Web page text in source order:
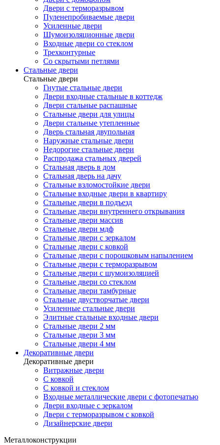
Двери с терморазрывом
Пуленепробиваемые двери
Усиленные двери
Шумоизоляционные двери
Входные двери со стеклом
Трехконтурные
Со скрытыми петлями
Стальные двери
Стальные двери
Гнутые стальные двери
Двери входные стальные в коттедж
Двери стальные распашные
Стальные двери для улицы
Двери стальные утепленные
Дверь стальная двупольная
Наружные стальные двери
Недорогие стальные двери
Распродажа стальных дверей
Стальная дверь в дом
Стальная дверь на дачу
Стальные взломостойкие двери
Стальные входные двери в квартиру
Стальные двери в подъезд
Стальные двери внутреннего открывания
Стальные двери массив
Стальные двери мдф
Стальные двери с зеркалом
Стальные двери с ковкой
Стальные двери с порошковым напылением
Стальные двери с терморазрывом
Стальные двери с шумоизоляцией
Стальные двери со стеклом
Стальные двери тамбурные
Стальные двустворчатые двери
Усиленные стальные двери
Элитные стальные входные двери
Стальные двери 2 мм
Стальные двери 3 мм
Стальные двери 4 мм
Декоративные двери
Декоративные двери
Витражные двери
С ковкой
С ковкой и стеклом
Входные металлические двери с фотопечатью
Двери входные с зеркалом
Двери с терморазрывом с ковкой
Дизайнерские двери
Металлоконструкции